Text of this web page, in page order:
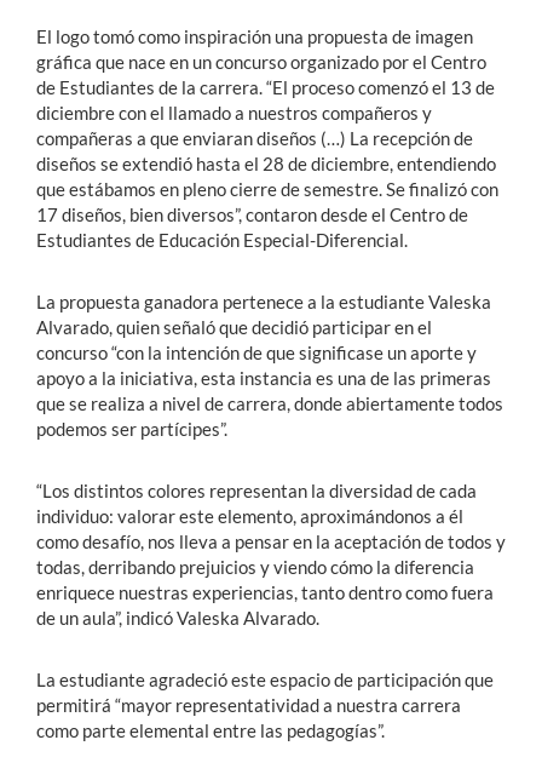
El logo tomó como inspiración una propuesta de imagen
gráfica que nace en un concurso organizado por el Centro
de Estudiantes de la carrera. “El proceso comenzó el 13 de
diciembre con el llamado a nuestros compañeros y
compañeras a que enviaran diseños (…) La recepción de
diseños se extendió hasta el 28 de diciembre, entendiendo
que estábamos en pleno cierre de semestre. Se finalizó con
17 diseños, bien diversos”, contaron desde el Centro de
Estudiantes de Educación Especial-Diferencial.
La propuesta ganadora pertenece a la estudiante Valeska
Alvarado, quien señaló que decidió participar en el
concurso “con la intención de que significase un aporte y
apoyo a la iniciativa, esta instancia es una de las primeras
que se realiza a nivel de carrera, donde abiertamente todos
podemos ser partícipes”.
“Los distintos colores representan la diversidad de cada
individuo: valorar este elemento, aproximándonos a él
como desafío, nos lleva a pensar en la aceptación de todos y
todas, derribando prejuicios y viendo cómo la diferencia
enriquece nuestras experiencias, tanto dentro como fuera
de un aula”, indicó Valeska Alvarado.
La estudiante agradeció este espacio de participación que
permitirá “mayor representatividad a nuestra carrera
como parte elemental entre las pedagogías”.